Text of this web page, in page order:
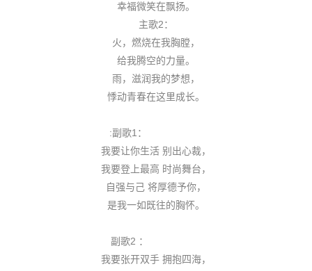
幸福微笑在飘扬。
主歌2：
火，燃烧在我胸膛，
给我腾空的力量。
雨，滋润我的梦想，
悸动青春在这里成长。
:副歌1：
我要让你生活 别出心裁，
我要登上最高 时尚舞台，
自强与己 将厚德予你，
是我一如既往的胸怀。
副歌2 ：
我要张开双手 拥抱四海，